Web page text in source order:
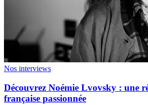
Nos interviews
Découvrez Noémie Lvovsky : une
française passionnée